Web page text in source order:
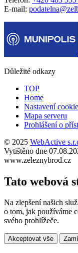
E-mail:
Důležité odkazy
TOP
Home
Nastavení
Mapa serveru
Prohlášení o
© 2025 WebActive
Vytištěno dne
www.zeleznybrod.cz
Tato webová
Na zlepšení našich
o tom, jak používáme
svého prohlížeče.
Akceptovat vše